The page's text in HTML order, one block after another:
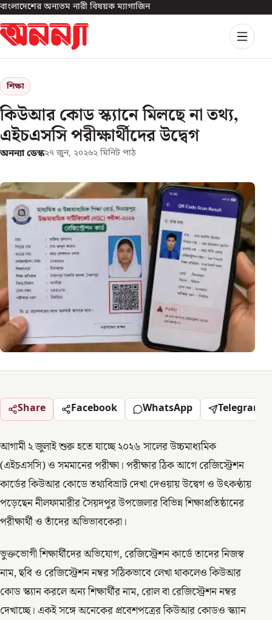
বাংলাদেশের অন্যতম নারী বিষয়ক ম্যাগাজিন
শিক্ষা
কিউআর কোড স্ক্যানে মিলছে না তথ্য,
এইচএসসি পরীক্ষার্থীদের উদ্বেগ
অনন্যা ডেস্ক২৭ জুন, ২০২৬২ মিনিট পাঠ
Share Facebook WhatsApp Telegram
আগামী ২ জুলাই শুরু হতে যাচ্ছে ২০২৬ সালের উচ্চমাধ্যমিক
(এইচএসসি) ও সমমানের পরীক্ষা। পরীক্ষার ঠিক আগে রেজিস্ট্রেশন
কার্ডের কিউআর কোডে তথ্যবিভ্রাট দেখা দেওয়ায় উদ্বেগ ও উৎকণ্ঠায়
পড়েছেন নীলফামারীর সৈয়দপুর উপজেলার বিভিন্ন শিক্ষাপ্রতিষ্ঠানের
পরীক্ষার্থী ও তাঁদের অভিভাবকেরা।
ভুক্তভোগী শিক্ষার্থীদের অভিযোগ, রেজিস্ট্রেশন কার্ডে তাদের নিজস্ব
নাম, ছবি ও রেজিস্ট্রেশন নম্বর সঠিকভাবে লেখা থাকলেও কিউআর
কোড স্ক্যান করলে অন্য শিক্ষার্থীর নাম, রোল বা রেজিস্ট্রেশন নম্বর
দেখাচ্ছে। একই সঙ্গে অনেকের প্রবেশপত্রের কিউআর কোডও স্ক্যান